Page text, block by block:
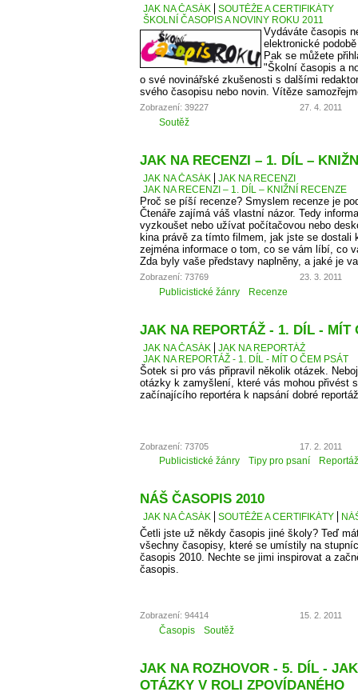
JAK NA ČASÁK
SOUTĚŽE A CERTIFIKÁTY
ŠKOLNÍ ČASOPIS A NOVINY ROKU 2011
Vydáváte časopis
elektronické
Pak se můžete
"Školní časopis a
o své novinářské zkušenosti s dalšími
svého časopisu nebo novin. Vítěze
Zobrazení: 39227 27. 4. 2011
Soutěž
JAK NA RECENZI – 1. DÍL –
JAK NA ČASÁK
JAK NA RECENZI
JAK NA RECENZI – 1. DÍL – KNIŽNÍ RECENZE
Proč se píší recenze? Smyslem recenze je
Čtenáře zajímá váš vlastní názor. Tedy
vyzkoušet nebo užívat počítačovou nebo
kina právě za tímto filmem, jak jste se dostali
zejména informace o tom, co se vám líbí, co
Zda byly vaše představy naplněny, a jaké je
Zobrazení: 73769 23. 3. 2011
Publicistické žánry Recenze
JAK NA REPORTÁŽ - 1. DÍL - MÍT
JAK NA ČASÁK
JAK NA REPORTÁŽ
JAK NA REPORTÁŽ - 1. DÍL - MÍT O ČEM PSÁT
Šotek si pro vás připravil několik otázek.
otázky k zamyšlení, které vás mohou přivést
začínajícího reportéra k napsání dobré
Zobrazení: 73705 17. 2. 2011
Publicistické žánry Tipy pro psaní Reportáž
NÁŠ ČASOPIS 2010
JAK NA ČASÁK SOUTĚŽE A CERTIFIKÁTY
Četli jste už někdy časopis jiné školy? Teď
všechny časopisy, které se umístily na
časopis 2010. Nechte se jimi inspirovat a
časopis.
Zobrazení: 94414 15. 2. 2011
Časopis Soutěž
JAK NA ROZHOVOR - 5. DÍL -
OTÁZKY V ROLI ZPOVÍDANÉHO